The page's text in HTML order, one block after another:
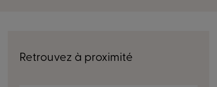
Retrouvez à proximité